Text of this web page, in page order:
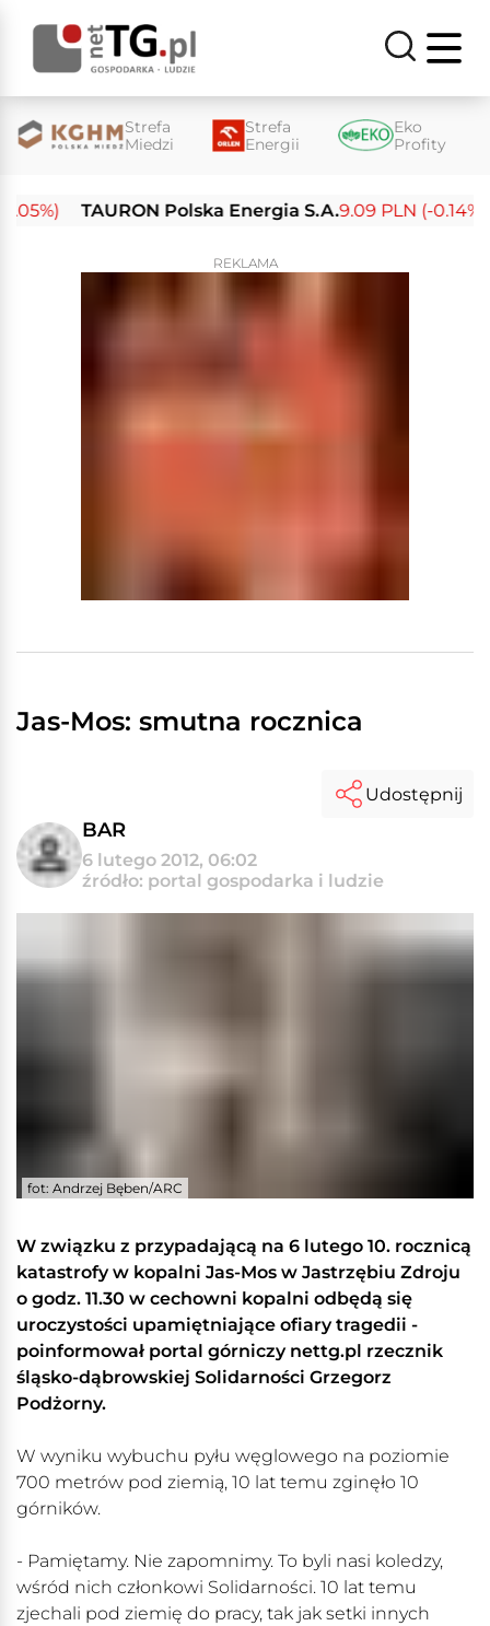
Strefa
Miedzi
Strefa
Energii
Eko
Profity
TAURON Polska Energia S.A.9.09 PLN (-0.14%)
REKLAMA
Jas-Mos: smutna rocznica
BAR
6 lutego 2012, 06:02
źródło: portal gospodarka i ludzie
Udostępnij
fot: Andrzej Bęben/ARC
W związku z przypadającą na 6 lutego 10. rocznicą
katastrofy w kopalni Jas-Mos w Jastrzębiu Zdroju
o godz. 11.30 w cechowni kopalni odbędą się
uroczystości upamiętniające ofiary tragedii -
poinformował portal górniczy nettg.pl rzecznik
śląsko-dąbrowskiej Solidarności Grzegorz
Podżorny.
W wyniku wybuchu pyłu węglowego na poziomie
700 metrów pod ziemią, 10 lat temu zginęło 10
górników.
- Pamiętamy. Nie zapomnimy. To byli nasi koledzy,
wśród nich członkowi Solidarności. 10 lat temu
zjechali pod ziemię do pracy, tak jak setki innych